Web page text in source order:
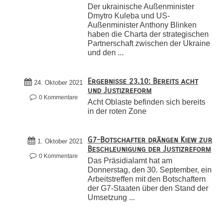
Der ukrainische Außenminister
Dmytro Kuleba und US-
Außenminister Anthony Blinken
haben die Charta der strategischen
Partnerschaft zwischen der Ukraine
und den ...
24. Oktober 2021
0 Kommentare
Ergebnisse 23.10: Bereits acht
und Justizreform
Acht Oblaste befinden sich bereits
in der roten Zone
1. Oktober 2021
0 Kommentare
G7-Botschafter drängen Kiew zur
Beschleunigung der Justizreform
Das Präsidialamt hat am
Donnerstag, den 30. September, ein
Arbeitstreffen mit den Botschaftern
der G7-Staaten über den Stand der
Umsetzung ...